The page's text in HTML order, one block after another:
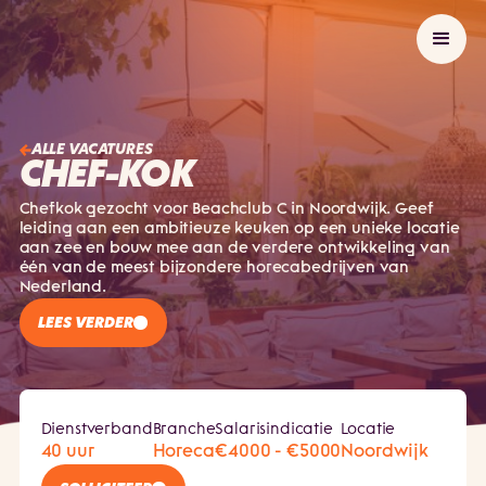
ALLE VACATURES
CHEF-KOK
Chefkok gezocht voor Beachclub C in Noordwijk. Geef
leiding aan een ambitieuze keuken op een unieke locatie
aan zee en bouw mee aan de verdere ontwikkeling van
één van de meest bijzondere horecabedrijven van
Nederland.
LEES VERDER
Dienstverband
40 uur
Branche
Horeca
Salarisindicatie
€4000 - €5000
Locatie
Noordwijk